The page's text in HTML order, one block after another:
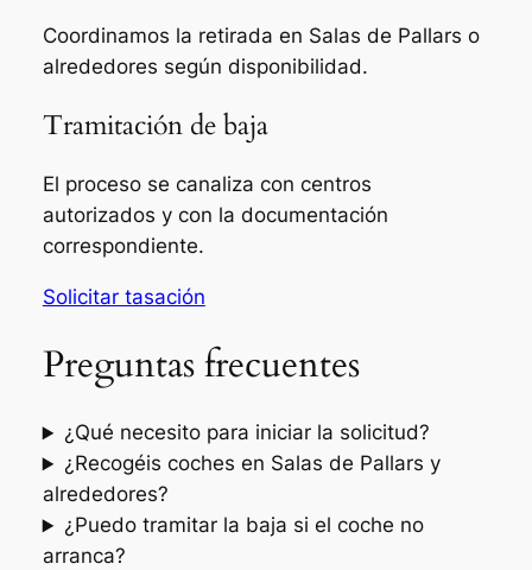
Coordinamos la retirada en Salas de Pallars o
alrededores según disponibilidad.
Tramitación de baja
El proceso se canaliza con centros
autorizados y con la documentación
correspondiente.
Solicitar tasación
Preguntas frecuentes
¿Qué necesito para iniciar la solicitud?
¿Recogéis coches en Salas de Pallars y
alrededores?
¿Puedo tramitar la baja si el coche no
arranca?